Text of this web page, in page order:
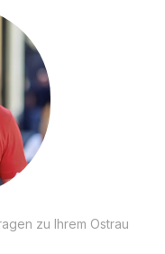
zu Ihrem Ostrau